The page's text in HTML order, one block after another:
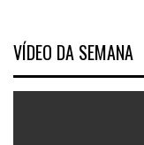
VÍDEO DA SEMANA